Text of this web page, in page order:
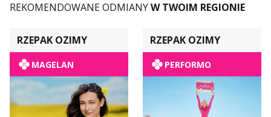
REKOMENDOWANE ODMIANYW TWOIM REGIONIE
RZEPAK OZIMY
MAGELAN
RZEPAK OZIMY
PERFORMO